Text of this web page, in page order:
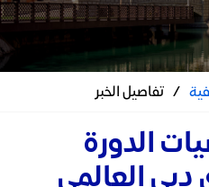
/ تفاصيل الخبر
الدورة
العالمي